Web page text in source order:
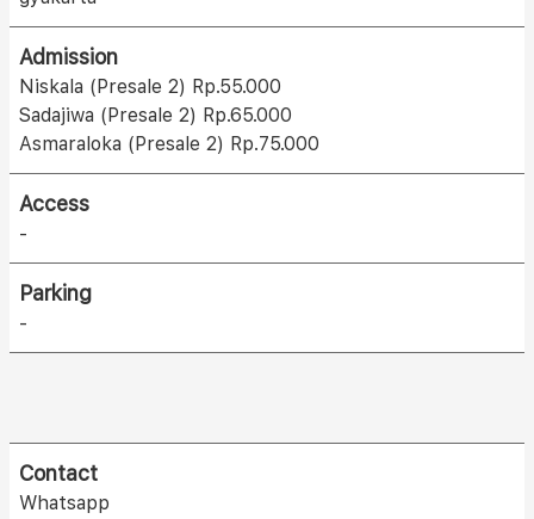
Admission
Niskala (Presale 2) Rp.55.000
Sadajiwa (Presale 2) Rp.65.000
Asmaraloka (Presale 2) Rp.75.000
Access
-
Parking
-
Contact
Whatsapp